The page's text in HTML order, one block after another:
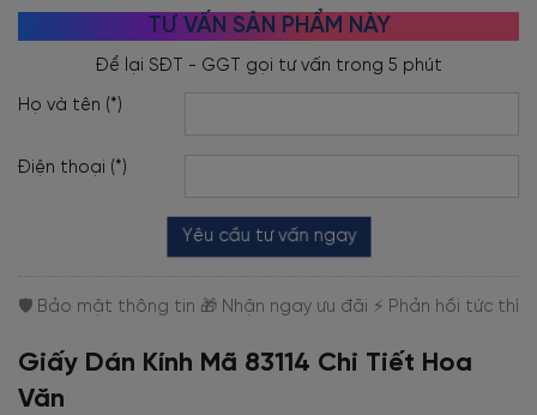
TƯ VẤN SẢN PHẨM NÀY
Họ và tên (*)
Điện thoại (*)
Yêu cầu tư vấn ngay
Giấy Dán Kính Mã 83114 Chi Tiết Hoa
Văn